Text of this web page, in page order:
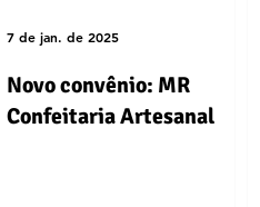
Novo convênio: MR
Confeitaria Artesanal
7 de jan. de 2025